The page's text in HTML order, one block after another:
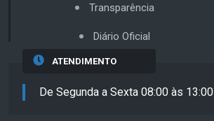
Transparência
Diário Oficial
ATENDIMENTO
De Segunda a Sexta 08:00 às 13:00